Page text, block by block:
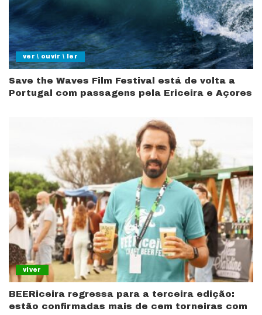
ver \ ouvir \ ler
Save the Waves Film Festival está de volta a
Portugal com passagens pela Ericeira e Açores
viver
BEERiceira regressa para a terceira edição:
estão confirmadas mais de cem torneiras com